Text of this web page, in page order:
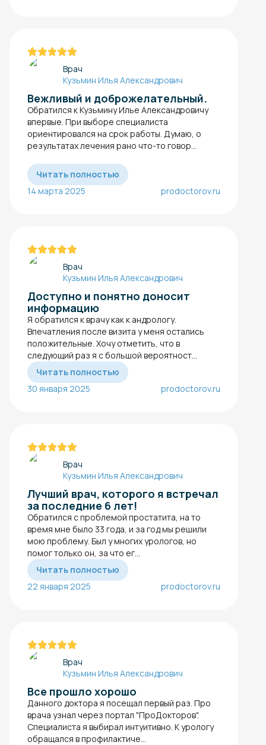
Врач
Кузьмин Илья Александрович
Вежливый и доброжелательный.
Обратился к Кузьмину Илье Александровичу
впервые. При выборе специалиста
ориентировался на срок работы. Думаю, о
результатах лечения рано что-то говор...
Читать полностью
14 марта 2025
prodoctorov.ru
Врач
Кузьмин Илья Александрович
Доступно и понятно доносит
информацию
Я обратился к врачу как к андрологу.
Впечатления после визита у меня остались
положительные. Хочу отметить, что в
следующий раз я с большой вероятност...
Читать полностью
30 января 2025
prodoctorov.ru
Врач
Кузьмин Илья Александрович
Лучший врач, которого я встречал
за последние 6 лет!
Обратился с проблемой простатита​, на то
время мне было 33 года, и за год мы решили
мою проблему. Был у многих урологов, но
помог только он, за что ег...
Читать полностью
22 января 2025
prodoctorov.ru
Врач
Кузьмин Илья Александрович
Все прошло хорошо
Данного доктора я посещал первый раз. Про
врача узнал через портал "ПроДокторов".
Специалиста я выбирал интуитивно. К урологу
обращался в профилактиче...